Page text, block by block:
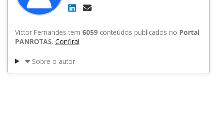
Victor Fernandes tem 6059 conteúdos publicados no Portal
PANROTAS. Confira!
Sobre o autor